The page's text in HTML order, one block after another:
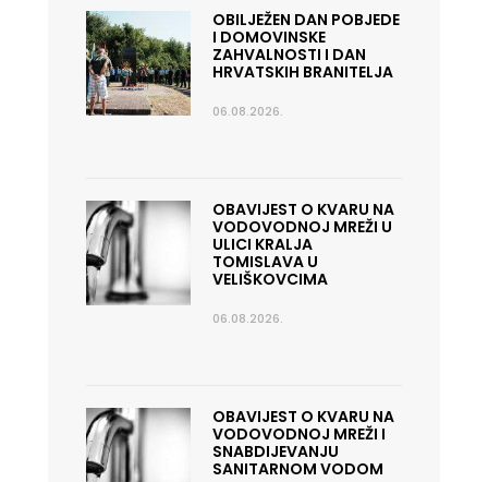
OBILJEŽEN DAN POBJEDE
I DOMOVINSKE
ZAHVALNOSTI I DAN
HRVATSKIH BRANITELJA
06.08.2026.
OBAVIJEST O KVARU NA
VODOVODNOJ MREŽI U
ULICI KRALJA
TOMISLAVA U
VELIŠKOVCIMA
06.08.2026.
OBAVIJEST O KVARU NA
VODOVODNOJ MREŽI I
SNABDIJEVANJU
SANITARNOM VODOM